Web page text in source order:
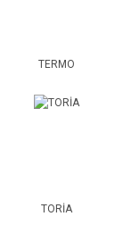
TERMO
TORİA